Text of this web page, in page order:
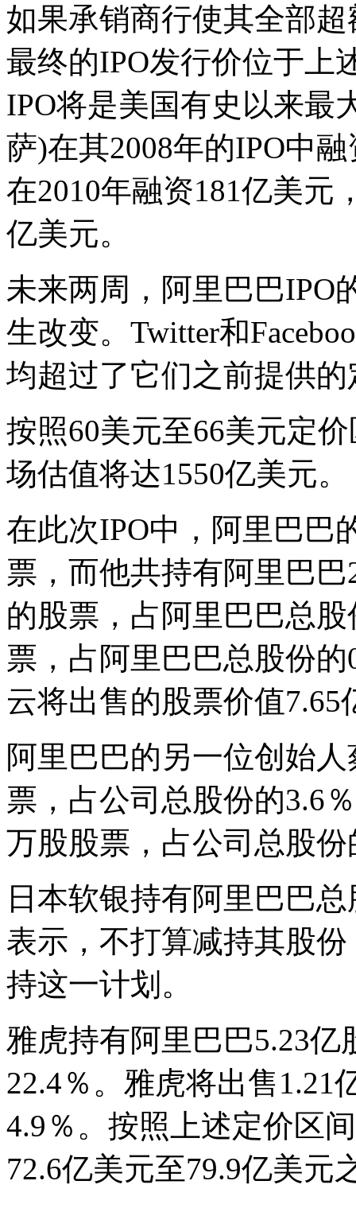
如果承销商行使其全部
最终的IPO发行价位于上
IPO将是美国有史以来最
萨)在其2008年的IPO中
在2010年融资181亿美元
亿美元。
未来两周，阿里巴巴IPO
生改变。Twitter和
均超过了它们之前提供
按照60美元至66美元定
场估值将达1550亿美元。
在此次IPO中，阿里巴巴
票，而他共持有阿里巴
的股票，占阿里巴巴总
票，占阿里巴巴总股份
云将出售的股票价值7.65
阿里巴巴的另一位创始
票，占公司总股份的3.6
万股股票，占公司总股份
日本软银持有阿里巴巴
表示，不打算减持其股
持这一计划。
雅虎持有阿里巴巴5.23
22.4％。雅虎将出售1.21
4.9％。按照上述定价区
72.6亿美元至79.9亿美元